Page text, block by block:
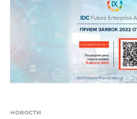
Преследуемая финальная
— высокая
обусловленная
процессов,
снижением расходов. При
индивидуальный подход к
новости